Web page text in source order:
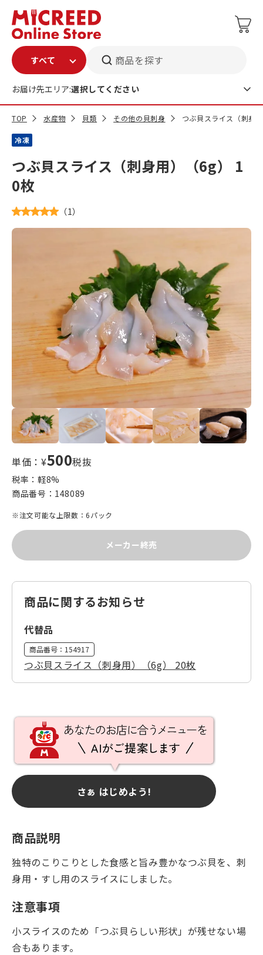
商品を探す
お届け先エリア:選択してください
TOP 水産物 貝類 その他の貝刺身 つぶ貝スライス（刺身
冷凍
つぶ貝スライス（刺身用）（6g） 1
0枚
（1）
単価：¥500税抜
税率：軽8%
商品番号： 148089
※注文可能な上限数：6パック
メーカー終売
商品に関するお知らせ
代替品
商品番号： 154917
つぶ貝スライス（刺身用）（6g） 20枚
さぁ はじめよう!
商品説明
独特のこりこりとした食感と旨み豊かなつぶ貝を、刺
身用・すし用のスライスにしました。
注意事項
小スライスのため「つぶ貝らしい形状」が残せない場
合もあります。